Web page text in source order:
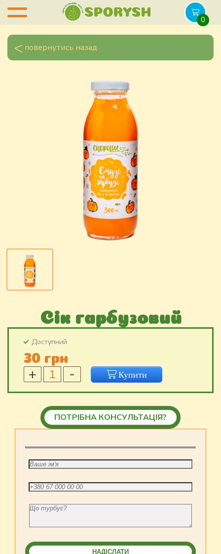
0
повернутись назад
Ciк гарбузовий
Доступний
30 грн
Ciк
гарбузовий
кількість
Купити
ПОТРІБНА КОНСУЛЬТАЦІЯ?